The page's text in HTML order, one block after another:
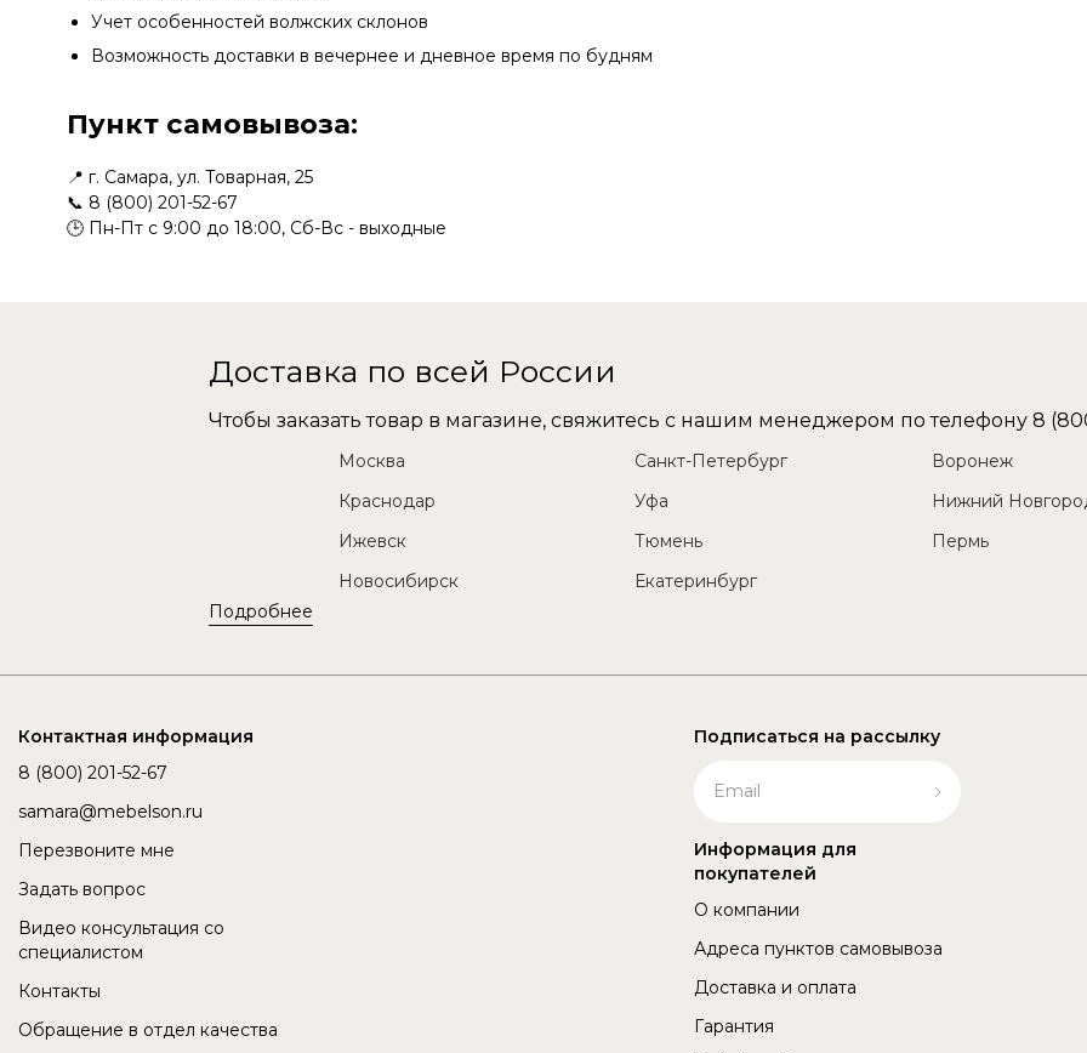
Учет особенностей волжских склонов
Возможность доставки в вечернее и дневное время по будням
Пункт самовывоза:
📍 г. Самара, ул. Товарная, 25
📞 8 (800) 201-52-67
🕒 Пн-Пт с 9:00 до 18:00, Сб-Вс - выходные
Доставка по всей России
Чтобы заказать товар в магазине, свяжитесь с нашим менеджером по телефону 8
Подробнее
Москва Санкт-Петербург
Воронеж
Краснодар
Уфа
Нижний
Ижевск
Тюмень
Пермь
Новосибирск
Екатеринбург
Контактная информация
8 (800) 201-52-67
samara@mebelson.ru
Перезвоните мне
Задать вопрос
Видео консультация со
специалистом
Контакты
Обращение в отдел качества
Подписаться на рассылку
Информация для
покупателей
О компании
Адреса пунктов самовывоза
Доставка и оплата
Гарантия